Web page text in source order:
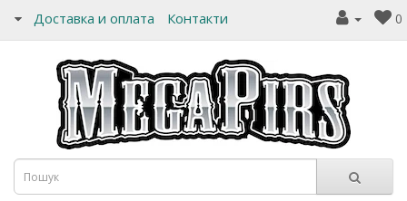
Доставка и оплата Контакти 0